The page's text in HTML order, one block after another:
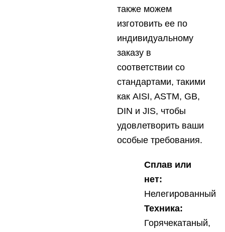
также можем
изготовить ее по
индивидуальному
заказу в
соответствии со
стандартами, такими
как AISI, ASTM, GB,
DIN и JIS, чтобы
удовлетворить ваши
особые требования.
Сплав или
нет:
Нелегированный
Техника:
Горячекатаный,